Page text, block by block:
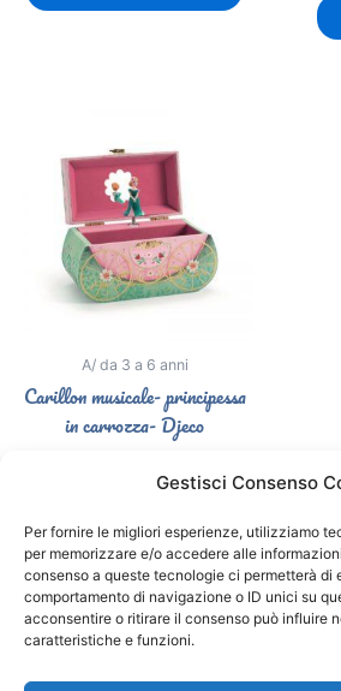
Gestisci Consenso
Per fornire le migliori esperienze, utilizziamo
per memorizzare e/o accedere alle
consenso a queste tecnologie ci permetterà di
comportamento di navigazione o ID unici su
acconsentire o ritirare il consenso può influire
caratteristiche e funzioni.
A/ da 3 a 6 anni
Carillon musicale- principessa
in carrozza- Djeco
Segui il Gatto Blu sui